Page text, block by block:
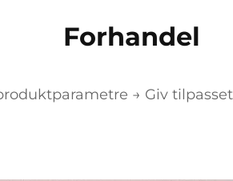
Forhandel
→ Giv